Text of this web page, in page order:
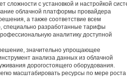
сложности с установкой и настройкой
облачной платформы провайдера
а также соответствие всем
специально разработанные тарифы
аналитику доступной
значительно упрощающее
анализа данных из облачной
дорогостоящего оборудования.
масштабировать ресурсы по мере роста